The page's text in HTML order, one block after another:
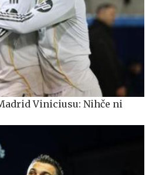
Viniciusu: Nihče ni